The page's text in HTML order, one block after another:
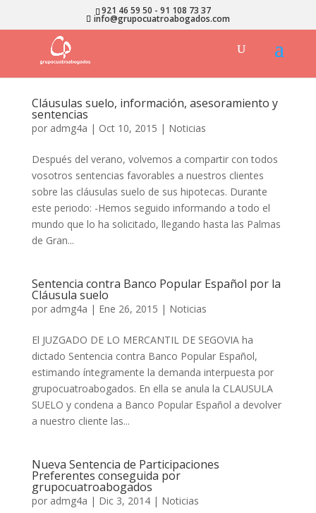
921 46 59 50 -91 108 73 37
info@grupocuatroabogados.com
Cláusulas suelo, información, asesoramiento y
sentencias
por admg4a | Oct 10, 2015 | Noticias
Después del verano, volvemos a compartir con todos
vosotros sentencias favorables a nuestros clientes
sobre las cláusulas suelo de sus hipotecas. Durante
este periodo: -Hemos seguido informando a todo el
mundo que lo ha solicitado, llegando hasta las Palmas
de Gran...
Sentencia contra Banco Popular Español por la
Cláusula suelo
por admg4a | Ene 26, 2015 | Noticias
El JUZGADO DE LO MERCANTIL DE SEGOVIA ha
dictado Sentencia contra Banco Popular Español,
estimando íntegramente la demanda interpuesta por
grupocuatroabogados. En ella se anula la CLAUSULA
SUELO y condena a Banco Popular Español a devolver
a nuestro cliente las...
Nueva Sentencia de Participaciones
Preferentes conseguida por
grupocuatroabogados
por admg4a | Dic 3, 2014| Noticias